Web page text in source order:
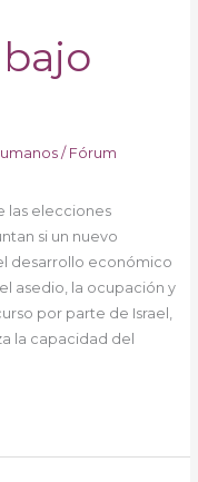
/ Fórum
las elecciones
si un nuevo
desarrollo económico
asedio, la ocupación y
por parte de Israel,
la capacidad del